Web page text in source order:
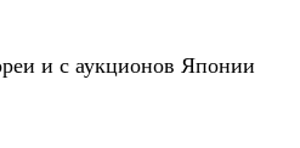
и с аукционов Японии